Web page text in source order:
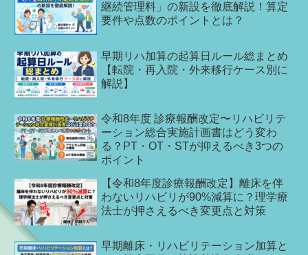
継続管理料」の新設を徹底解説！算定
要件や点数のポイントとは？
早期リハ加算の起算日ルール総まとめ
【転院・再入院・外来移行ケース別に
解説】
令和8年度 診療報酬改定〜リハビリテ
ーション総合実施計画書はどう変わ
る？PT・OT・STが抑えるべき3つの
ポイント
【令和8年度診療報酬改定】離床を伴
わないリハビリが90%減算に？理学療
法士が押さえるべき変更点と対策
早期離床・リハビリテーション加算と